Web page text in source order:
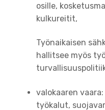
osille,
kulkureitit,
Työnaikaisen
hallitsee myös
valokaaren
työkalut,